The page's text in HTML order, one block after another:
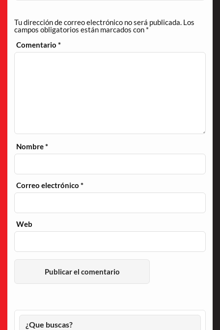
Tu dirección de correo electrónico no será publicada. Los
campos obligatorios están marcados con *
Comentario*
Nombre*
Correo electrónico*
Web
¿Que buscas?